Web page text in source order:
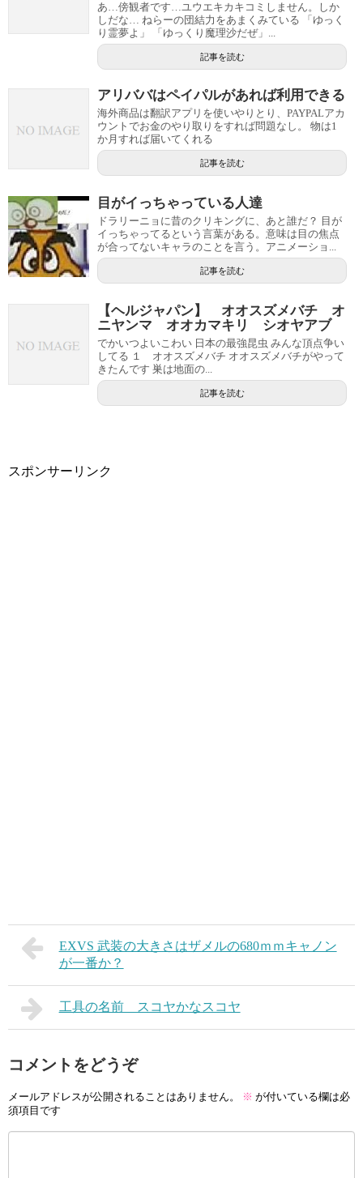
あ…傍観者です…ユウエキカキコミしません。しか
しだな… ねらーの団結力をあまくみている 「ゆっく
り霊夢よ」 「ゆっくり魔理沙だぜ」...
記事を読む
アリババはペイパルがあれば利用できる
海外商品は翻訳アプリを使いやりとり、PAYPALアカ
ウントでお金のやり取りをすれば問題なし。 物は1
か月すれば届いてくれる
記事を読む
目がイっちゃっている人達
ドラリーニョに昔のクリキングに、あと誰だ？ 目が
イっちゃってるという言葉がある。意味は目の焦点
が合ってないキャラのことを言う。アニメーショ...
記事を読む
【ヘルジャパン】 オオスズメバチ オ
ニヤンマ オオカマキリ シオヤアブ
でかいつよいこわい 日本の最強昆虫 みんな頂点争い
してる １ オオスズメバチ オオスズメバチがやって
きたんです 巣は地面の...
記事を読む
スポンサーリンク
EXVS 武装の大きさはザメルの680ｍｍキャノン
が一番か？
工具の名前 スコヤかなスコヤ
コメントをどうぞ
メールアドレスが公開されることはありません。 ※ が付いている欄は必
須項目です